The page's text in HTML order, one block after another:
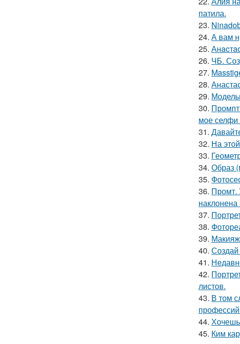
патила.
23.
24. А вам
25.
26. ЧБ.
27.
28.
29.
30.
мое селфи
31.
32. На
33.
34. Образ
35.
36. Промт.
наклонена
37.
38.
39.
40.
41.
42.
листов.
43. В том
44. Хочешь
45. Ким